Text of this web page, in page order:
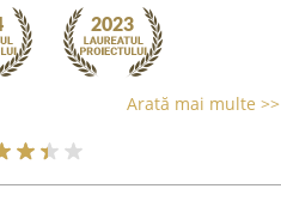
Arată mai multe >>